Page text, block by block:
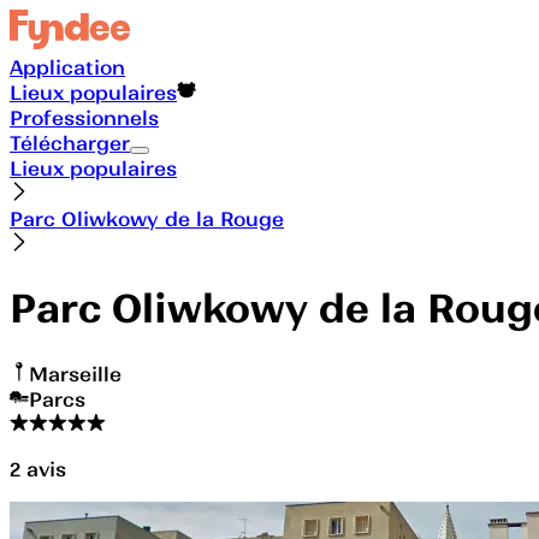
Application
Lieux populaires
Professionnels
Télécharger
Lieux populaires
Parc Oliwkowy de la Rouge
Parc Oliwkowy de la
Marseille
Parcs
2 avis